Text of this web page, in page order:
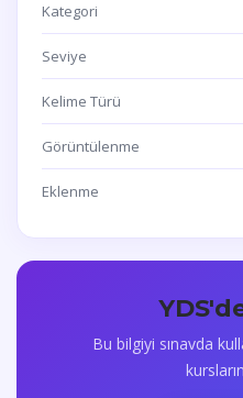
Kategori
Seviye
Kelime Türü
Görüntülenme
Eklenme
Bu bilgiyi sınavda